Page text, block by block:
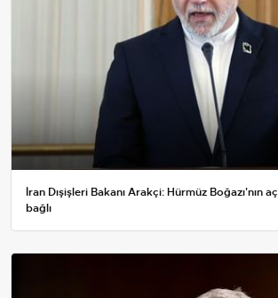
İran Dışişleri Bakanı Arakçi: Hürmüz Boğazı'nın
bağlı